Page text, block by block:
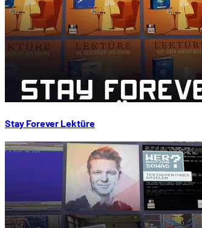
Stay Forever Lektüre